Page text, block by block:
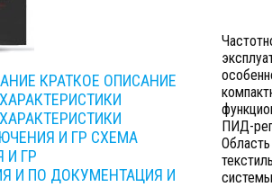
КРАТКОЕ ОПИСАНИЕ
И ГР СХЕМА
И ГР
И ПО ДОКУМЕНТАЦИЯ И
ПИД-